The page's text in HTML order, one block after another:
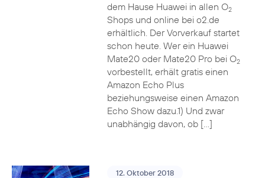
dem Hause Huawei in allen O2
Shops und online bei o2.de
erhältlich. Der Vorverkauf startet
schon heute. Wer ein Huawei
Mate20 oder Mate20 Pro bei O2
vorbestellt, erhält gratis einen
Amazon Echo Plus
beziehungsweise einen Amazon
Echo Show dazu.1) Und zwar
unabhängig davon, ob […]
12. Oktober 2018